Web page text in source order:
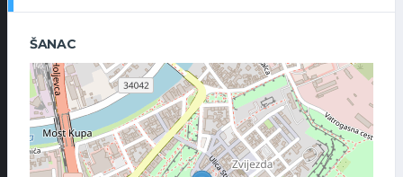
ŠANAC